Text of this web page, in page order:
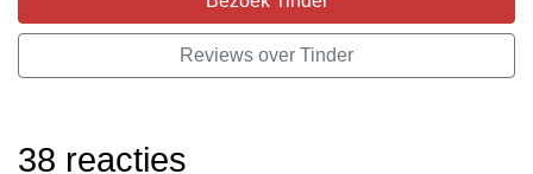
Reviews over Tinder
38 reacties